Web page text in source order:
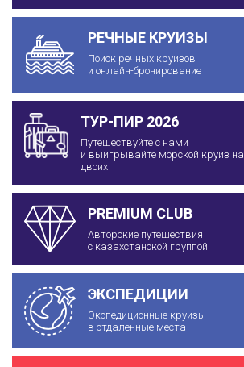
РЕЧНЫЕ КРУИЗЫ
Поиск речных круизов
и онлайн-бронирование
ТУР-ПИР 2026
Путешествуйте с нами
и выигрывайте морской круиз на
двоих
PREMIUM CLUB
Авторские путешествия
с казахстанской группой
ЭКСПЕДИЦИИ
Экспедиционные круизы
в отдаленные места